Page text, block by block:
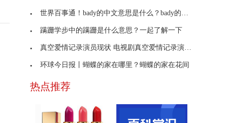
世界百事通！bady的中文意思是什么？bady的双语例句
蹒跚学步中的蹒跚是什么意思？一起了解一下
真空爱情记录演员现状 电视剧真空爱情记录演员表
环球今日报丨蝴蝶的家在哪里？蝴蝶的家在花间
热点推荐